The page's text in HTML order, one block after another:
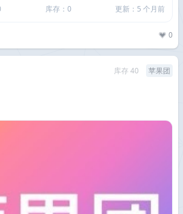
库存：0 更新：5 个月前
0
库存 40 苹果团